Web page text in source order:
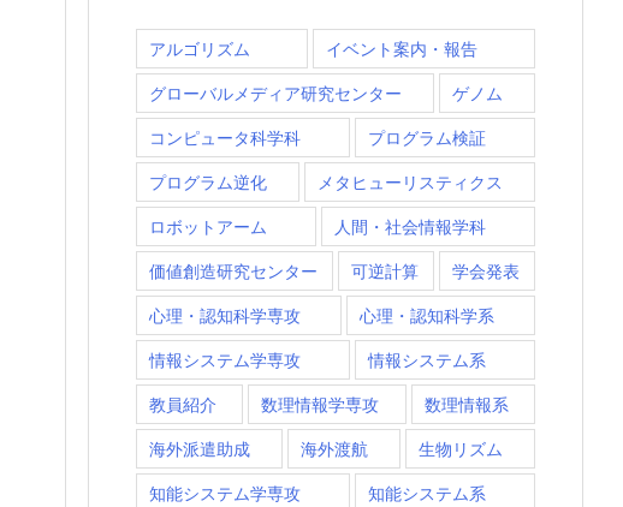
アルゴリズム イベント案内・報告
グローバルメディア研究センター ゲノム
コンピュータ科学科 プログラム検証
プログラム逆化 メタヒューリスティクス
ロボットアーム 人間・社会情報学科
価値創造研究センター 可逆計算 学会発表
心理・認知科学専攻 心理・認知科学系
情報システム学専攻 情報システム系
教員紹介 数理情報学専攻 数理情報系
海外派遣助成 海外渡航 生物リズム
知能システム学専攻 知能システム系